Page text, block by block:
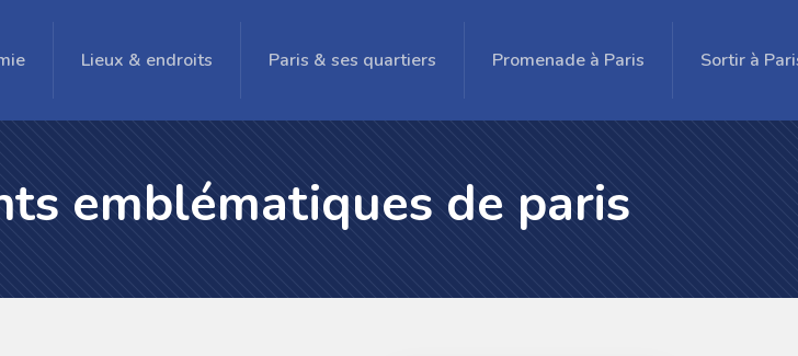
Lieux & endroits Paris & ses quartiers Promenade à Paris Sortir à
emblématiques de paris